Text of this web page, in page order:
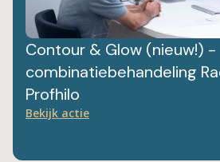
Contour & Glow (nieuw!) -
combinatiebehandeling
Profhilo
Bekijk actie